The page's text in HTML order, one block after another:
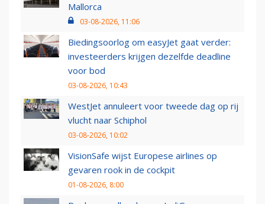
Mallorca
03-08-2026, 11:06
Biedingsoorlog om easyJet gaat verder:
investeerders krijgen dezelfde deadline
voor bod
03-08-2026, 10:43
WestJet annuleert voor tweede dag op rij
vlucht naar Schiphol
03-08-2026, 10:02
VisionSafe wijst Europese airlines op
gevaren rook in de cockpit
01-08-2026, 8:00